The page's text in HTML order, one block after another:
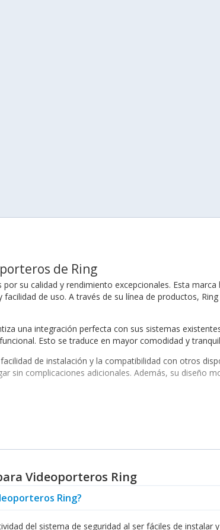
de Ring
su calidad y rendimiento excepcionales. Esta
de uso. A través de su línea de productos,
una integración perfecta con sus sistemas
Esto se traduce en mayor comodidad y
de instalación y la compatibilidad con otros
sin complicaciones adicionales. Además, su diseño
por su calidad, sino también por su variada gama de
su sistema de seguridad. Esto permite que usted
aporta un nivel adicional de seguridad que es
de seguridad, loscámaras de seguridad IP
de Ring son
más completa y efectiva.
Videoporteros Ring
Ring?
del sistema de seguridad al ser fáciles de